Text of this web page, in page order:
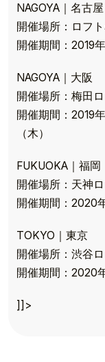
TOP
NAGOYA｜名古屋
開催場所：ロフ
開催期間：2019
NAGOYA｜大阪
開催場所：梅田
開催期間：2019
（木）
FUKUOKA｜福岡
開催場所：天神ロ
開催期間：2020
TOKYO｜東京
開催場所：渋谷
開催期間：2020
]]>